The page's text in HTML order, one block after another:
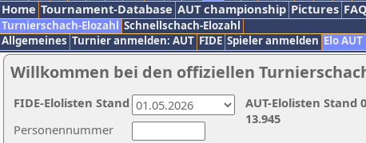
Home Tournament-Database AUT championship Pictures FAQ
Turnierschach-Elozahl Schnellschach-Elozahl
Allgemeines Turnier anmelden: AUT FIDE Spieler anmelden Elo AUT
Willkommen bei den offiziellen
Personennummer
AUT-Elolisten Stand
13.945
FIDE-Elolisten Stand